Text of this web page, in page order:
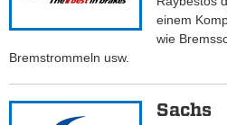
einem
wie
Bremstrommeln usw.
Sachs